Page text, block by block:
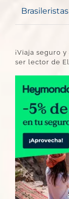
Brasileristas
¡Viaja seguro
ser lector de